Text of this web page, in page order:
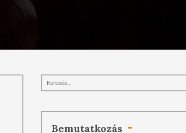
Bemutatkozás